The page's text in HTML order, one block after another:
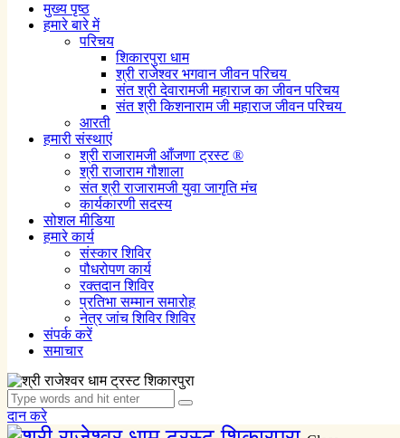
मुख्य पृष्ठ
हमारे बारे में
परिचय
शिकारपुरा धाम
श्री राजेश्वर भगवान जीवन परिचय
संत श्री देवारामजी महाराज का जीवन परिचय
संत श्री किशनाराम जी महाराज जीवन परिचय
आरती
हमारी संस्थाएं
श्री राजारामजी आँजणा ट्रस्ट ®
श्री राजाराम गौशाला
संत श्री राजारामजी युवा जागृति मंच
कार्यकारणी सदस्य
सोशल मीडिया
हमारे कार्य
संस्कार शिविर
पौधरोपण कार्य
रक्तदान शिविर
प्रतिभा सम्मान समारोह
नेत्र जांच शिविर शिविर
संपर्क करें
समाचार
दान करे